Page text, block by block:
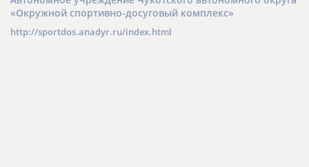
«Окружной спортивно-досуговый комплекс»
http://sportdos.anadyr.ru/index.html